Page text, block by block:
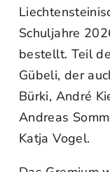
Schuljahre
bestellt. Teil
Gübeli, der
Bürki, André
Andreas
Katja Vogel.